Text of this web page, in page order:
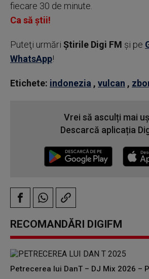
fiecare 30 de minute.
Ca să știi!
Puteţi urmări Știrile Digi FM şi pe
WhatsApp!
Etichete: indonezia , vulcan ,
Vrei să asculți mai
Descarcă aplicația
RECOMANDĂRI DIGIFM
Petrecerea lui DanT – DJ Mix 2026 –